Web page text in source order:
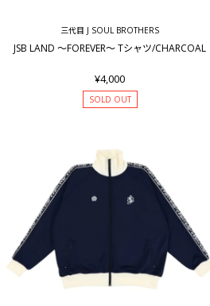
三代目 J SOUL BROTHERS
JSB LAND ～FOREVER～ Tシャツ/CHARCOAL
¥4,000
SOLD OUT